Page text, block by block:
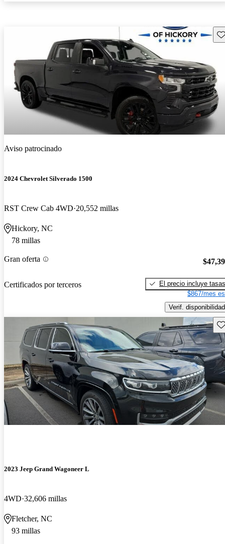
Aviso patrocinado
2024 Chevrolet Silverado 1500
RST Crew Cab 4WD 20,552 millas
Hickory, NC
78 millas
Gran oferta
Certificados por terceros
El precio incluye tasas
$867/mes
Verif. disponibilidad
2023 Jeep Grand Wagoneer L
4WD 32,606 millas
Fletcher, NC
93 millas